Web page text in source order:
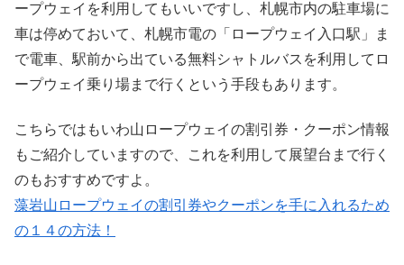
ープウェイを利用してもいいですし、札幌市内の駐車場に
車は停めておいて、札幌市電の「ロープウェイ入口駅」ま
で電車、駅前から出ている無料シャトルバスを利用してロ
ープウェイ乗り場まで行くという手段もあります。
こちらではもいわ山ロープウェイの割引券・クーポン情報
もご紹介していますので、これを利用して展望台まで行く
のもおすすめですよ。
藻岩山ロープウェイの割引券やクーポンを手に入れるため
の１４の方法！